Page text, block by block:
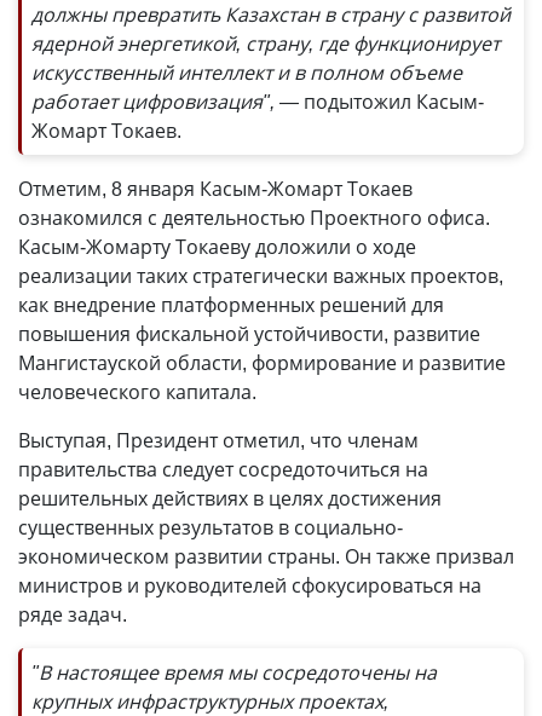
должны превратить Казахстан в страну с развитой
ядерной энергетикой, страну, где функционирует
искусственный интеллект и в полном объеме
работает цифровизация", — подытожил Касым-
Жомарт Токаев.
Отметим, 8 января Касым-Жомарт Токаев
ознакомился с деятельностью Проектного офиса.
Касым-Жомарту Токаеву доложили о ходе
реализации таких стратегически важных проектов,
как внедрение платформенных решений для
повышения фискальной устойчивости, развитие
Мангистауской области, формирование и развитие
человеческого капитала.
Выступая, Президент отметил, что членам
правительства следует сосредоточиться на
решительных действиях в целях достижения
существенных результатов в социально-
экономическом развитии страны. Он также призвал
министров и руководителей сфокусироваться на
ряде задач.
"В настоящее время мы сосредоточены на
крупных инфраструктурных проектах,